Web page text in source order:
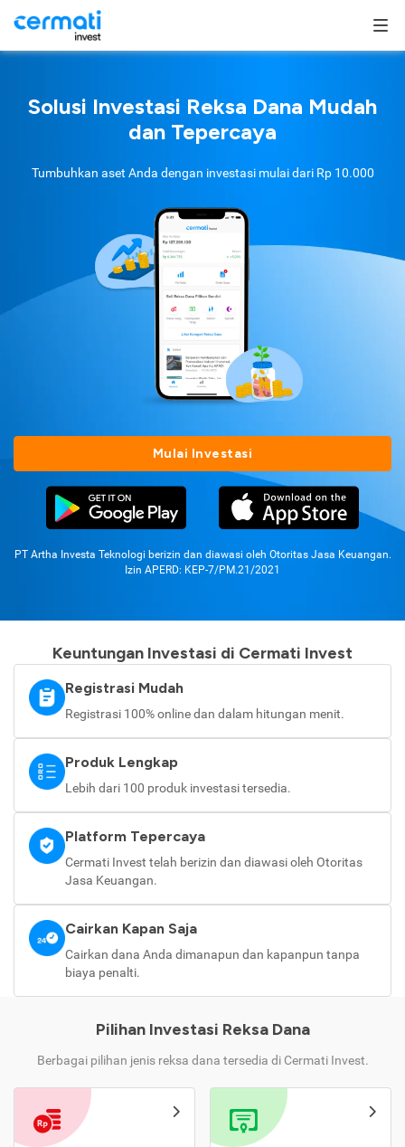
Solusi Investasi Reksa Dana Mudah
dan Tepercaya
Tumbuhkan aset Anda dengan investasi mulai dari Rp 10.000
Mulai Investasi
PT Artha Investa Teknologi berizin dan diawasi oleh Otoritas Jasa Keuangan.
Izin APERD: KEP-7/PM.21/2021
Keuntungan Investasi di Cermati Invest
Registrasi Mudah
Registrasi 100% online dan dalam hitungan menit.
Produk Lengkap
Lebih dari 100 produk investasi tersedia.
Platform Tepercaya
Cermati Invest telah berizin dan diawasi oleh Otoritas
Jasa Keuangan.
Cairkan Kapan Saja
Cairkan dana Anda dimanapun dan kapanpun tanpa
biaya penalti.
Pilihan Investasi Reksa Dana
Berbagai pilihan jenis reksa dana tersedia di Cermati Invest.